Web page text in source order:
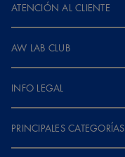
ATENCIÓN AL CLIENTE
AW LAB CLUB
INFO LEGAL
PRINCIPALES CATEGORÍAS